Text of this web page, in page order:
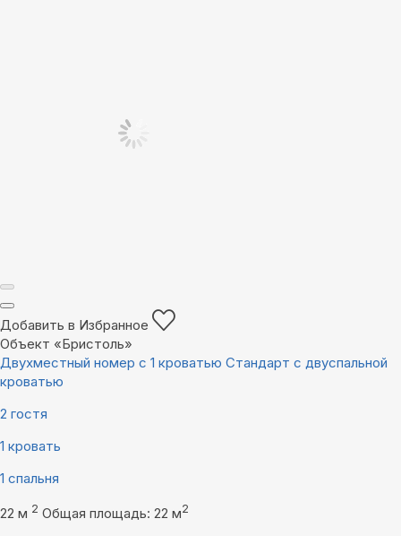
Добавить в Избранное
Объект «Бристоль»
Двухместный номер с 1 кроватью Стандарт с двуспальной
кроватью
2 гостя
1 кровать
1 спальня
22 м 2 Общая площадь: 22 м2